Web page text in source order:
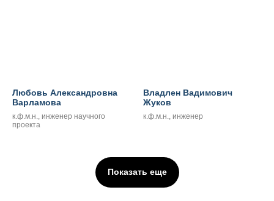
Любовь Александровна
Варламова
к.ф.м.н., инженер научного
проекта
Владлен Вадимович
Жуков
к.ф.м.н., инженер
Показать еще